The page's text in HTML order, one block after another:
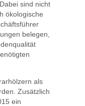
sind nicht
ökologische
belegen,
als
Zusätzlich
ein